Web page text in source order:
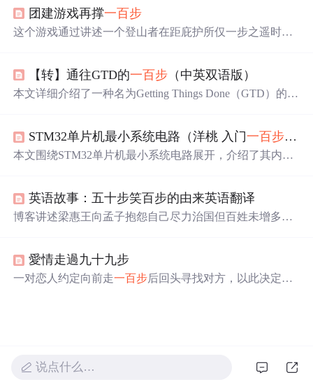
团建游戏再撑一百步
这个游戏通过讲述一个登山者在距庇护所仅一步之遥时死
在于最后的努力。讨论环节鼓励学员分享启发，深化对激
励的理解，并激发他们的潜能，寻找自我激励的方法。此
【转】通往GTD的一百步 （中英双语版）
本文详细介绍了一种名为Getting Things Done（GTD）的时
解到具体工具的选择和使用，直至最终形成高效的生活方
式。
STM32单片机最小系统电路（洋桃 入门一百步第
本文围绕STM32单片机最小系统电路展开，介绍了其内部
模式设置选项，如不同BOOT1和BOOT0组合对应的启动
区域。
英语故事：五十步笑百步的由来英语翻译
博客讲述梁惠王向孟子抱怨自己尽力治国但百姓未增多，
国理念探讨。
愛情走過九十九步
一对恋人约定向前走一百步后回头寻找对方，以此决定是
说点什么…